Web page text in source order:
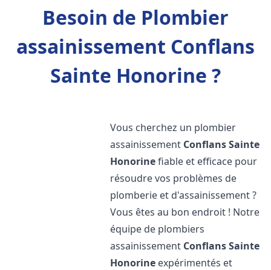
Besoin de Plombier
assainissement Conflans
Sainte Honorine ?
Vous cherchez un plombier
assainissement Conflans Sainte
Honorinefiable et efficace pour
résoudre vos problèmes de
plomberie et d'assainissement ?
Vous êtes au bon endroit ! Notre
équipe de plombiers
assainissement Conflans Sainte
Honorine expérimentés et